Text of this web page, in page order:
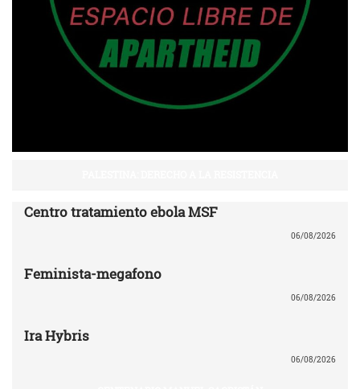
Centro tratamiento ebola MSF
06/08/2026
Feminista-megafono
06/08/2026
Ira Hybris
06/08/2026